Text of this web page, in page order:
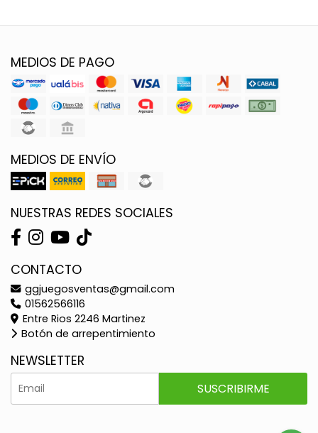
MEDIOS DE PAGO
MEDIOS DE ENVÍO
NUESTRAS REDES SOCIALES
CONTACTO
ggjuegosventas@gmail.com
01562566116
Entre Rios 2246 Martinez
Botón de arrepentimiento
NEWSLETTER
SUSCRIBIRME